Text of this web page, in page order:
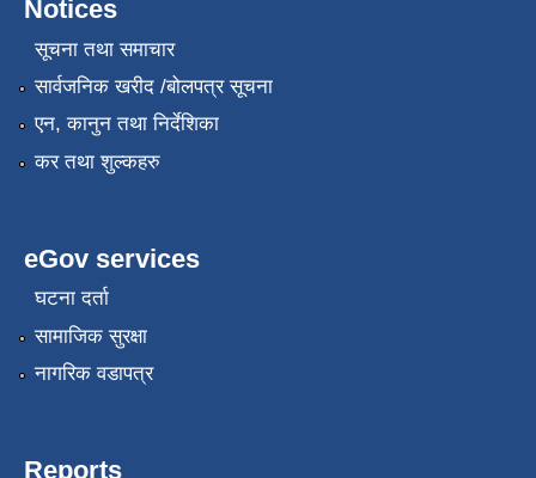
Notices
सूचना तथा समाचार
सार्वजनिक खरीद /बोलपत्र सूचना
एन, कानुन तथा निर्देशिका
कर तथा शुल्कहरु
eGov services
घटना दर्ता
सामाजिक सुरक्षा
नागरिक वडापत्र
Reports